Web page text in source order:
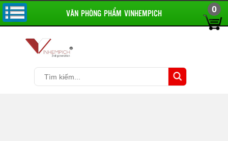
VĂN PHÒNG PHẨM VINHEMPICH 0